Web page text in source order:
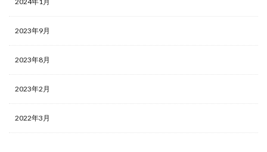
2023年9月
2023年8月
2023年2月
2022年3月